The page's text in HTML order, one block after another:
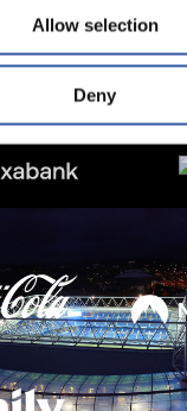
Allow selection
Deny